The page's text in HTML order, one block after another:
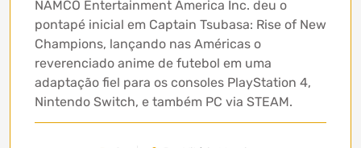
NAMCO Entertainment America Inc. deu o
pontapé inicial em Captain Tsubasa: Rise of New
Champions, lançando nas Américas o
reverenciado anime de futebol em uma
adaptação fiel para os consoles PlayStation 4,
Nintendo Switch, e também PC via STEAM.